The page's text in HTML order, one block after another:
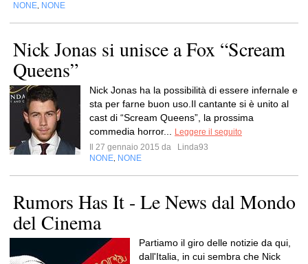
NONE NONE
Nick Jonas si unisce a Fox “Scream
Queens”
Nick Jonas ha la possibilità di essere infernale e
sta per farne buon uso.Il cantante si è unito al
cast di “Scream Queens”, la prossima
commedia horror...
Leggere il seguito
Il 27 gennaio 2015 da
Linda93
NONE NONE
Rumors Has It - Le News dal Mondo
del Cinema
Partiamo il giro delle notizie da qui,
dall'Italia, in cui sembra che Nick